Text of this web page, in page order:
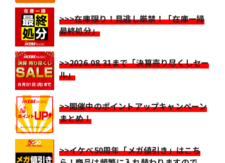
>>>在庫限り！見逃し厳禁！「在庫一掃
最終処分」
>>2026.08.31まで「決算売り尽くしセー
ル」
>>開催中のポイントアップキャンペーン
まとめ！
>>イケベ50周年「メガ値引き」はこち